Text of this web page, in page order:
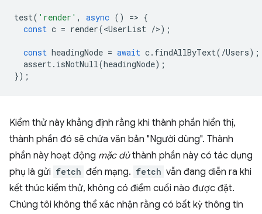
test( 'render' , async () => {
const c = render(<UserList />);
const headingNode = await c. findAllByText( /Users);
assert. isNotNull(headingNode);
});
Kiểm thử này khẳng định rằng khi thành phần hiển thị,
thành phần đó sẽ chứa văn bản "Người dùng". Thành
phần này hoạt động mặc dùthành phần này có tác dụng
phụ là gửi fetch đến mạng. fetch vẫn đang diễn ra khi
kết thúc kiểm thử, không có điểm cuối nào được đặt.
Chúng tôi không thể xác nhận rằng có bất kỳ thông tin